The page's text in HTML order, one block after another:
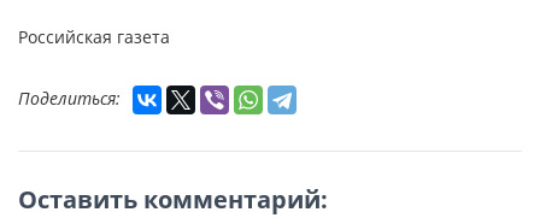
Российская газета
Поделиться:
Оставить комментарий: